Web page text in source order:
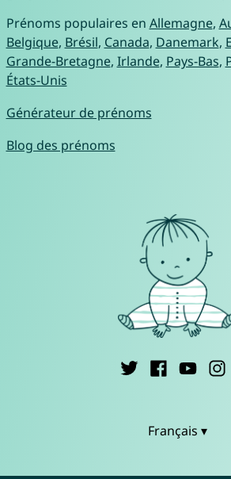
Prénoms populaires en Allemagne,
Belgique, Brésil, Canada, Danemark,
Grande-Bretagne, Irlande, Pays-Bas,
États-Unis
Générateur de prénoms
Blog des prénoms
Français ▾